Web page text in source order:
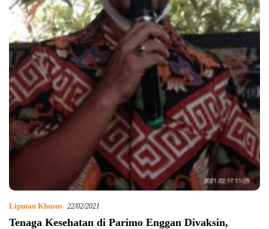
Liputan Khusus 22/02/2021
Tenaga Kesehatan di Parimo Enggan Divaksin,